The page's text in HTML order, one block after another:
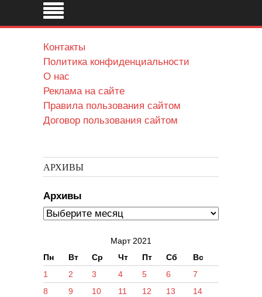
Контакты
Политика конфиденциальности
О нас
Реклама на сайте
Правила пользования сайтом
Договор пользования сайтом
АРХИВЫ
Архивы
Март 2021
Пн
Вт Ср Чт Пт Сб Вс
1 2 3 4 5 6
7
8
9 10 11 12 13
14